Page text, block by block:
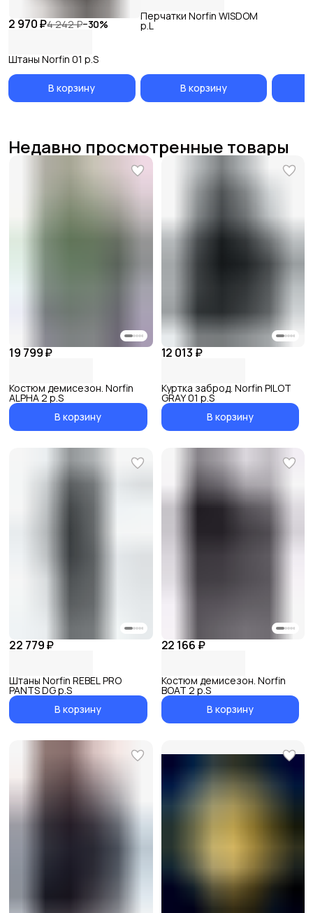
2 970 ₽4 242 ₽−30%
Штаны Norfin 01 р.S
В корзину
Перчатки Norfin WISDOM
р.L
В корзину
Недавно просмотренные товары
19 799 ₽
Костюм демисезон. Norfin
ALPHA 2 р.S
В корзину
12 013 ₽
Куртка заброд. Norfin PILOT
GRAY 01 р.S
В корзину
22 779 ₽
Штаны Norfin REBEL PRO
PANTS DG р.S
В корзину
22 166 ₽
Костюм демисезон. Norfin
BOAT 2 р.S
В корзину